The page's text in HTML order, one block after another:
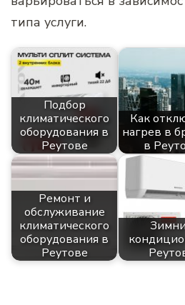
типа услуги.
Подбор
климатического
оборудования в
Реутове
Как
нагрев в
в
Ремонт и
обслуживание
климатического
оборудования в
Реутове